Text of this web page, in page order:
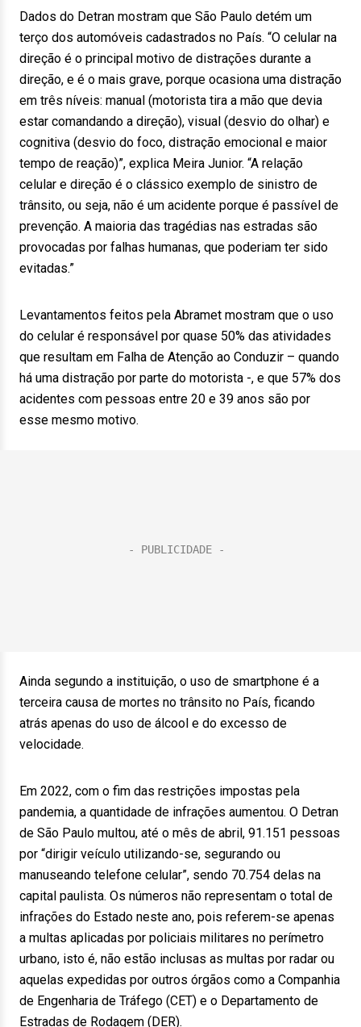
Dados do Detran mostram que São Paulo detém um
terço dos automóveis cadastrados no País. “O celular na
direção é o principal motivo de distrações durante a
direção, e é o mais grave, porque ocasiona uma distração
em três níveis: manual (motorista tira a mão que devia
estar comandando a direção), visual (desvio do olhar) e
cognitiva (desvio do foco, distração emocional e maior
tempo de reação)”, explica Meira Junior. “A relação
celular e direção é o clássico exemplo de sinistro de
trânsito, ou seja, não é um acidente porque é passível de
prevenção. A maioria das tragédias nas estradas são
provocadas por falhas humanas, que poderiam ter sido
evitadas.”
Levantamentos feitos pela Abramet mostram que o uso
do celular é responsável por quase 50% das atividades
que resultam em Falha de Atenção ao Conduzir – quando
há uma distração por parte do motorista -, e que 57% dos
acidentes com pessoas entre 20 e 39 anos são por
esse mesmo motivo.
Ainda segundo a instituição, o uso de smartphone é a
terceira causa de mortes no trânsito no País, ficando
atrás apenas do uso de álcool e do excesso de
velocidade.
Em 2022, com o fim das restrições impostas pela
pandemia, a quantidade de infrações aumentou. O Detran
de São Paulo multou, até o mês de abril, 91.151 pessoas
por “dirigir veículo utilizando-se, segurando ou
manuseando telefone celular”, sendo 70.754 delas na
capital paulista. Os números não representam o total de
infrações do Estado neste ano, pois referem-se apenas
a multas aplicadas por policiais militares no perímetro
urbano, isto é, não estão inclusas as multas por radar ou
aquelas expedidas por outros órgãos como a Companhia
de Engenharia de Tráfego (CET) e o Departamento de
Estradas de Rodagem (DER).